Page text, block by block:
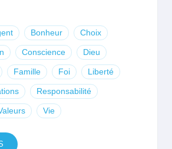
Bonheur Choix
Conscience Dieu
Famille Foi Liberté
Responsabilité
Vie